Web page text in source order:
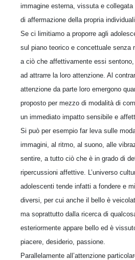
immagine esterna, vissuta e collegata
di affermazione della propria
Se ci limitiamo a proporre agli
sul piano teorico e concettuale senza
a ciò che affettivamente essi
ad attrarre la loro attenzione. Al
attenzione da parte loro emergono
proposto per mezzo di modalità di
un immediato impatto sensibile e
Si può per esempio far leva sulle
immagini, al ritmo, al suono, alle
sentire, a tutto ciò che è in grado di
ripercussioni affettive. L’universo
adolescenti tende infatti a fondere e
diversi, per cui anche il bello è
ma soprattutto dalla ricerca di
esteriormente appare bello ed è
piacere, desiderio, passione.
Parallelamente all’attenzione